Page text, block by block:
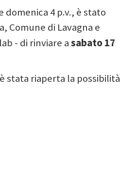
4 p.v., è stato
Comune di Lavagna e
- di rinviare asabato 17
stata riaperta la possibilità